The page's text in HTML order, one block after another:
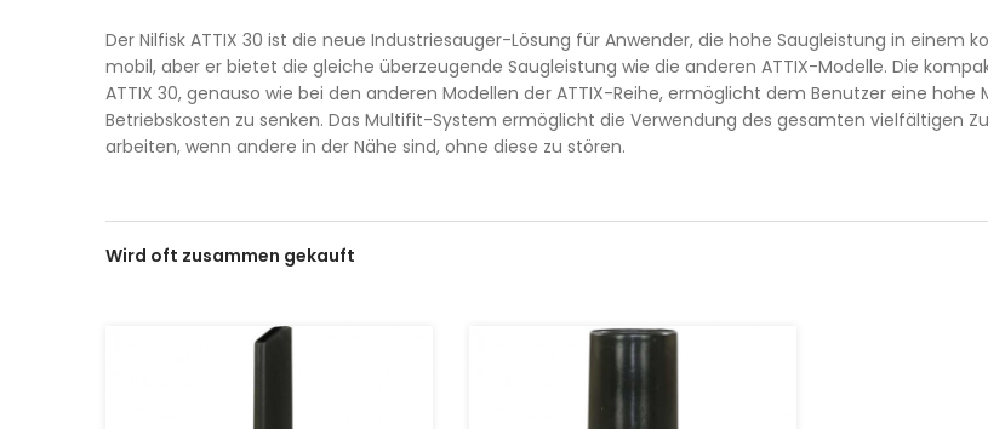
Der Nilfisk ATTIX 30 ist die neue Industriesauger-Lösung für Anwender, die hohe Saugleistung in einem
mobil, aber er bietet die gleiche überzeugende Saugleistung wie die anderen ATTIX-Modelle. Die
ATTIX 30, genauso wie bei den anderen Modellen der ATTIX-Reihe, ermöglicht dem Benutzer eine
Betriebskosten zu senken. Das Multifit-System ermöglicht die Verwendung des gesamten vielfältigen
arbeiten, wenn andere in der Nähe sind, ohne diese zu stören.
Wird oft zusammen gekauft